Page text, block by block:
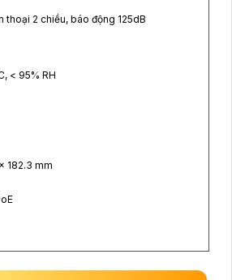
thoại 2 chiều, báo động 125dB
< 95% RH
182.3 mm